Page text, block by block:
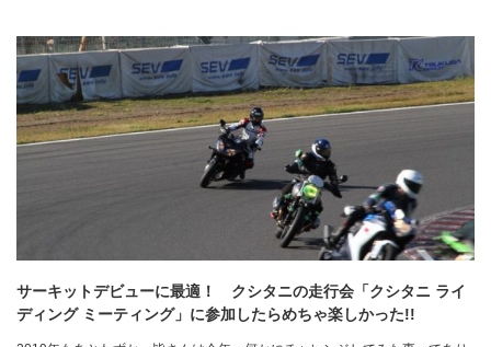
サーキットデビューに最適！ クシタニの走行会「クシタニ ライ
ディング ミーティング」に参加したらめちゃ楽しかった!!